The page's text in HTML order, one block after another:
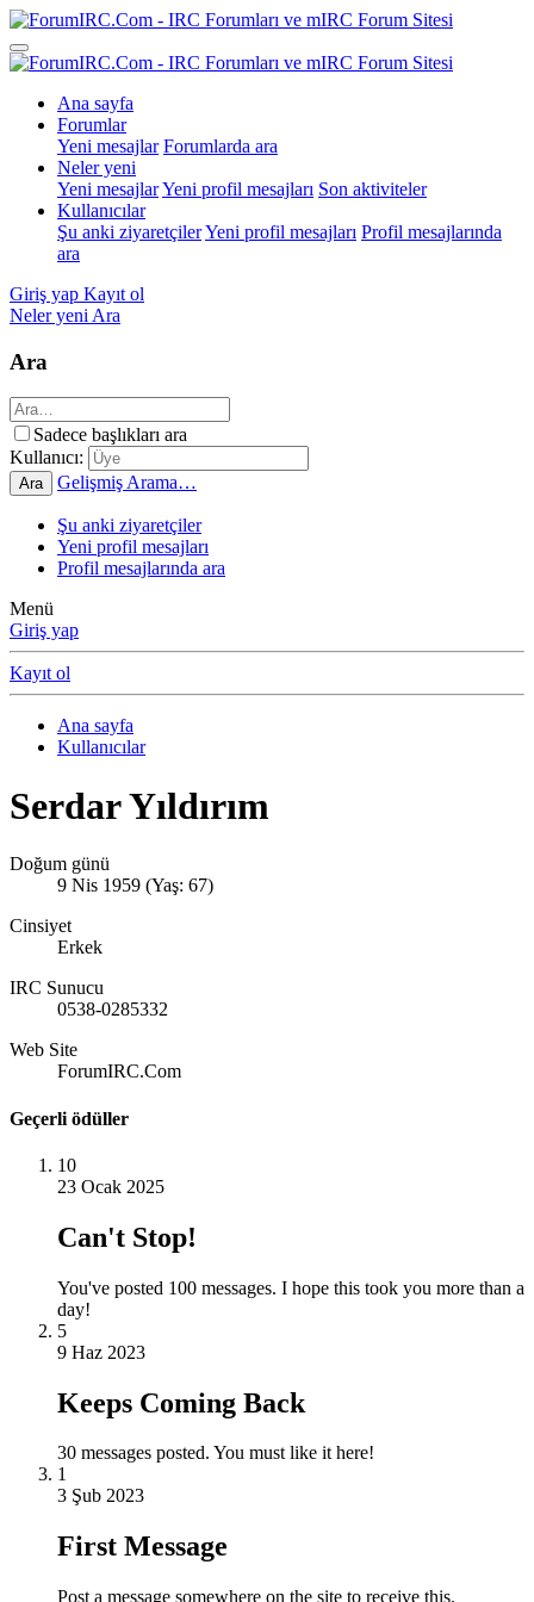
Ana sayfa
Forumlar
Yeni mesajlar Forumlarda ara
Neler yeni
Yeni mesajlarYeni profil mesajları Son aktiviteler
Kullanıcılar
Şu anki ziyaretçilerYeni profil mesajları Profil mesajlarında
ara
Giriş yap Kayıt ol
Neler yeni Ara
Ara
Sadece başlıkları ara
Kullanıcı:
Ara Gelişmiş Arama…
Şu anki ziyaretçiler
Yeni profil mesajları
Profil mesajlarında ara
Menü
Giriş yap
Kayıt ol
Ana sayfa
Kullanıcılar
Serdar Yıldırım
Doğum günü
9 Nis 1959 (Yaş: 67)
Cinsiyet
Erkek
IRC Sunucu
0538-0285332
Web Site
ForumIRC.Com
Geçerli ödüller
10
23 Ocak 2025
Can't Stop!
You've posted 100 messages. I hope this took you more than a
day!
5
9 Haz 2023
Keeps Coming Back
30 messages posted. You must like it here!
1
3 Şub 2023
First Message
Post a message somewhere on the site to receive this.